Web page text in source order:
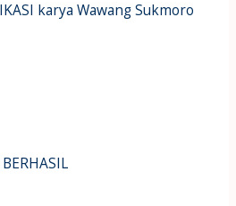
karya Wawang Sukmoro